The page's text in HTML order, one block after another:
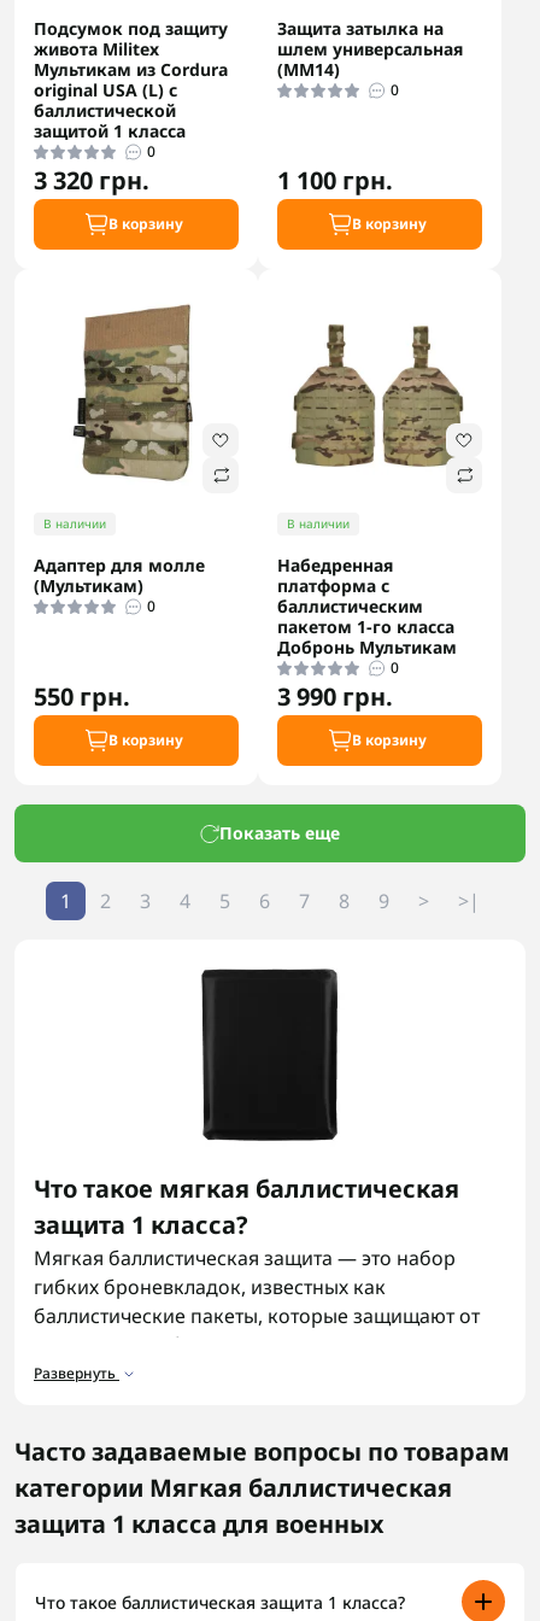
Подсумок под защиту
живота Militex
Мультикам из Cordura
original USA (L) с
баллистической
защитой 1 класса
0
3 320 грн.
В корзину
Защита затылка на
шлем универсальная
(ММ14)
0
1 100 грн.
В корзину
В наличии
Адаптер для молле
(Мультикам)
0
550 грн.
В корзину
В наличии
Набедренная
платформа с
баллистическим
пакетом 1-го класса
Добронь Мультикам
0
3 990 грн.
В корзину
Показать еще
1 2 3 4 5 6 7 8 9 > >|
Что такое мягкая баллистическая
защита 1 класса?
Мягкая баллистическая защита — это набор
гибких броневкладок, известных как
баллистические пакеты, которые защищают от
осколков, дроби и пистолетных пуль низкой
энергии. Если нужна мягкая баллистическая
карманыбронежилета . Купить баллистический
пакет 1 класс — стандартный выбор для тех, кому
важна мобильность.
защиты 1 класса
Развернуть
Часто задаваемые вопросы по товарам
категории Мягкая баллистическая
защита 1 класса для военных
Что такое баллистическая защита 1 класса?